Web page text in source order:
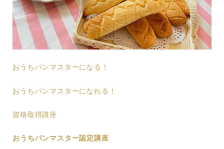
おうちパンマスターになる！
おうちパンマスターになれる！
資格取得講座
おうちパンマスター認定講座